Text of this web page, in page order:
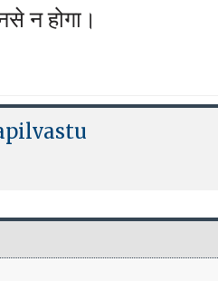
न होगा।